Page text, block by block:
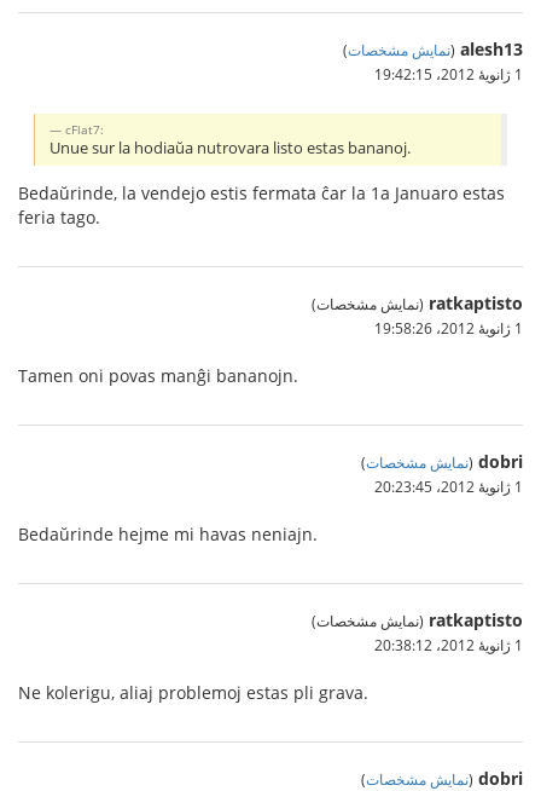
alesh13
(نمایش مشخصات)
1 ژانویهٔ 2012،‏ 19:42:15
cFlat7:
Unue sur la hodiaŭa nutrovara listo estas bananoj.
Bedaŭrinde, la vendejo estis fermata ĉar la 1a Januaro estas
feria tago.
ratkaptisto (نمایش مشخصات)
1 ژانویهٔ 2012،‏ 19:58:26
Tamen oni povas manĝi bananojn.
dobri
(نمایش مشخصات)
1 ژانویهٔ 2012،‏ 20:23:45
Bedaŭrinde hejme mi havas neniajn.
ratkaptisto (نمایش مشخصات)
1 ژانویهٔ 2012،‏ 20:38:12
Ne kolerigu, aliaj problemoj estas pli grava.
dobri
(نمایش مشخصات)